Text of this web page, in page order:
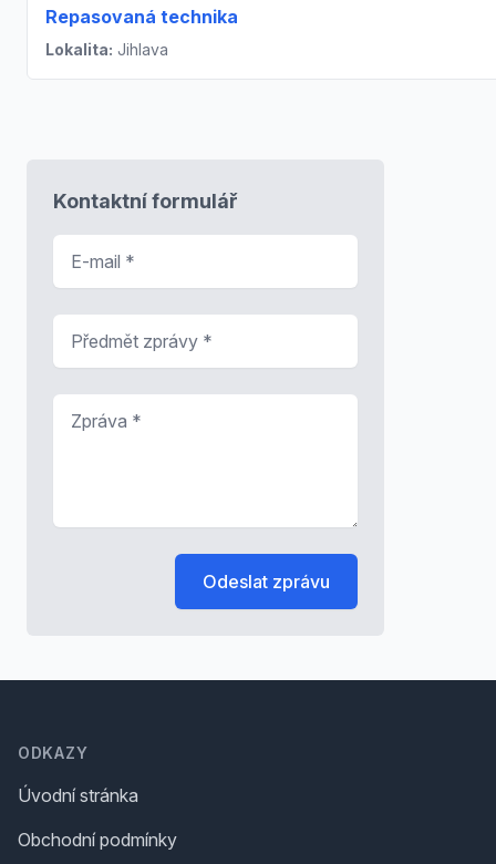
Repasovaná technika
Lokalita: Jihlava
Kontaktní formulář
Odeslat zprávu
ODKAZY
Úvodní stránka
Obchodní podmínky